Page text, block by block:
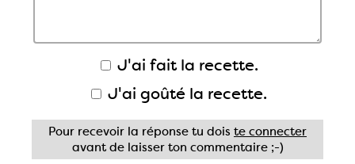
J'ai fait la recette.
J'ai goûté la recette.
Pour recevoir la réponse tu dois te connecter
avant de laisser ton commentaire ;-)